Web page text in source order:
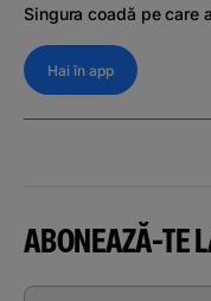
Singura coadă pe care
Hai în app
ABONEAZĂ-TE